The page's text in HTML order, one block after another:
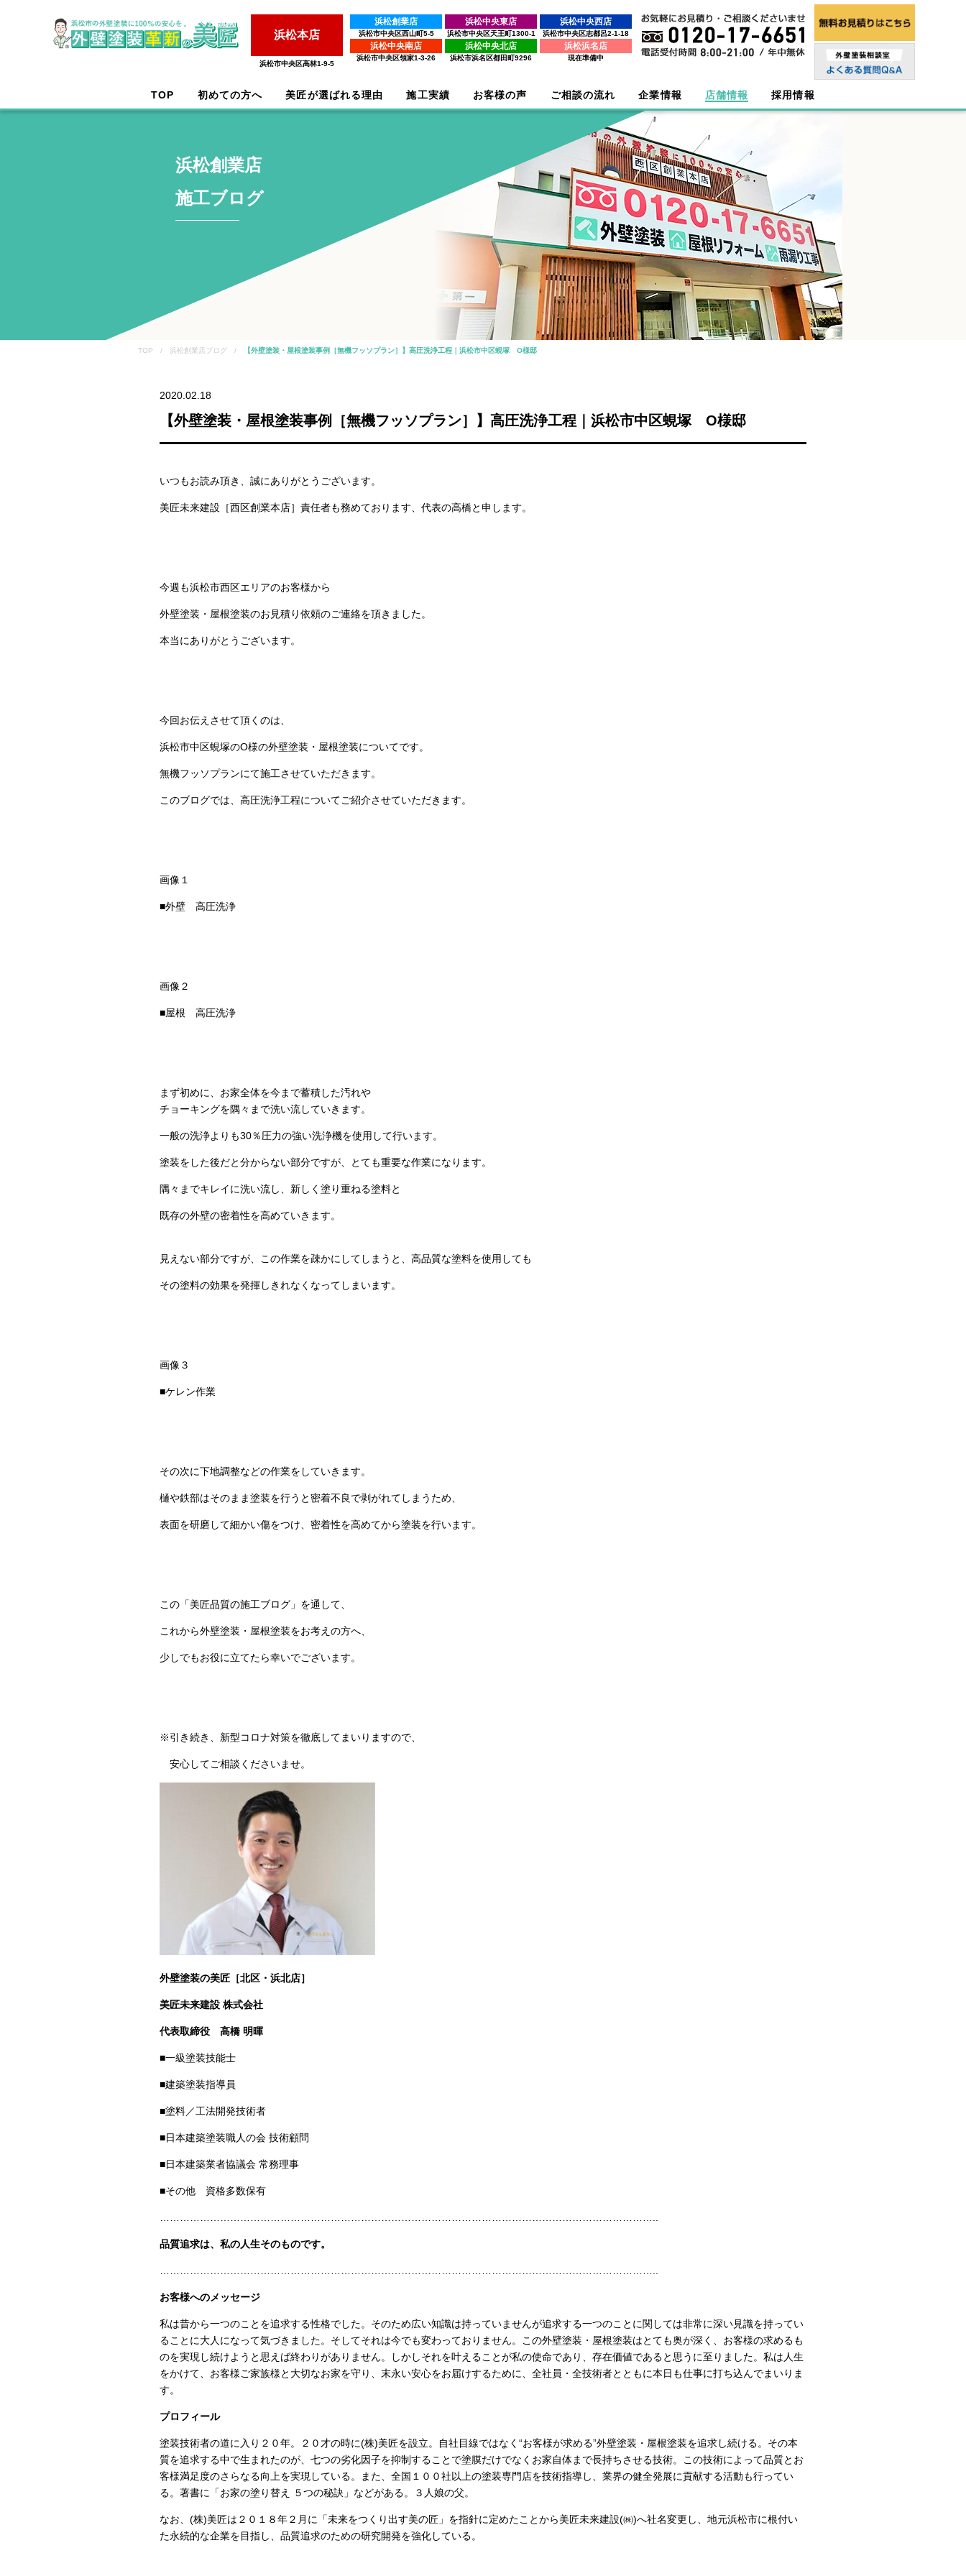
浜松本店
浜松市中央区高林1-9-5
浜松創業店
浜松市中央区西山町5-5
浜松中央東店
浜松市中央区天王町1300-1
浜松中央西店
浜松市中央区志都呂2-1-18
浜松中央南店
浜松市中央区領家1-3-26
浜松中央北店
浜松市浜名区都田町9296
浜松浜名店
現在準備中
TOP 初めての方へ 美匠が選ばれる理由 施工実績 お客様の声 ご相談の流れ 企業情報 店舗情報 採用情報
浜松創業店
施工ブログ
TOP / 浜松創業店ブログ / 【外壁塗装・屋根塗装事例［無機フッソプラン］】高圧洗浄工程｜浜松市中区蜆塚 O様邸
2020.02.18
【外壁塗装・屋根塗装事例［無機フッソプラン］】高圧洗浄工程｜浜松市中区蜆塚 O様邸
いつもお読み頂き、誠にありがとうございます。
美匠未来建設［西区創業本店］責任者も務めております、代表の高橋と申します。
今週も浜松市西区エリアのお客様から
外壁塗装・屋根塗装のお見積り依頼のご連絡を頂きました。
本当にありがとうございます。
今回お伝えさせて頂くのは、
浜松市中区蜆塚のO様の外壁塗装・屋根塗装についてです。
無機フッソプランにて施工させていただきます。
このブログでは、高圧洗浄工程についてご紹介させていただきます。
画像１
■外壁 高圧洗浄
画像２
■屋根 高圧洗浄
まず初めに、お家全体を今まで蓄積した汚れや
チョーキングを隅々まで洗い流していきます。
一般の洗浄よりも30％圧力の強い洗浄機を使用して行います。
塗装をした後だと分からない部分ですが、とても重要な作業になります。
隅々までキレイに洗い流し、新しく塗り重ねる塗料と
既存の外壁の密着性を高めていきます。
見えない部分ですが、この作業を疎かにしてしまうと、高品質な塗料を使用しても
その塗料の効果を発揮しきれなくなってしまいます。
画像３
■ケレン作業
その次に下地調整などの作業をしていきます。
樋や鉄部はそのまま塗装を行うと密着不良で剥がれてしまうため、
表面を研磨して細かい傷をつけ、密着性を高めてから塗装を行います。
この「美匠品質の施工ブログ」を通して、
これから外壁塗装・屋根塗装をお考えの方へ、
少しでもお役に立てたら幸いでございます。
※引き続き、新型コロナ対策を徹底してまいりますので、
安心してご相談くださいませ。
外壁塗装の美匠［北区・浜北店］
美匠未来建設 株式会社
代表取締役 高橋 明暉
■一級塗装技能士
■建築塗装指導員
■塗料／工法開発技術者
■日本建築塗装職人の会 技術顧問
■日本建築業者協議会 常務理事
■その他 資格多数保有
品質追求は、私の人生そのものです。
お客様へのメッセージ
私は昔から一つのことを追求する性格でした。そのため広い知識は持っていませんが追求する一つのことに関しては非常に深い見識を持ってい
ることに大人になって気づきました。そしてそれは今でも変わっておりません。この外壁塗装・屋根塗装はとても奥が深く、お客様の求めるも
のを実現し続けようと思えば終わりがありません。しかしそれを叶えることが私の使命であり、存在価値であると思うに至りました。私は人生
をかけて、お客様ご家族様と大切なお家を守り、末永い安心をお届けするために、全社員・全技術者とともに本日も仕事に打ち込んでまいりま
す。
プロフィール
塗装技術者の道に入り２０年。２０才の時に(株)美匠を設立。自社目線ではなく“お客様が求める”外壁塗装・屋根塗装を追求し続ける。その本
質を追求する中で生まれたのが、七つの劣化因子を抑制することで塗膜だけでなくお家自体まで長持ちさせる技術。この技術によって品質とお
客様満足度のさらなる向上を実現している。また、全国１００社以上の塗装専門店を技術指導し、業界の健全発展に貢献する活動も行ってい
る。著書に「お家の塗り替え ５つの秘訣」などがある。３人娘の父。
なお、 (株)美匠は２０１８年２月に「未来をつくり出す美の匠」を指針に定めたことから美匠未来建設(㈱)へ社名変更し、地元浜松市に根付い
た永続的な企業を目指し、品質追求のための研究開発を強化している。